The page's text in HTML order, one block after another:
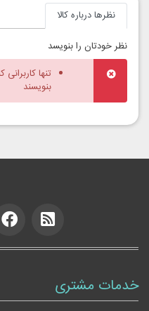
نظرها درباره کالا
نظر خودتان را بنویسد
تنها
بنویسند
خدمات مشتری